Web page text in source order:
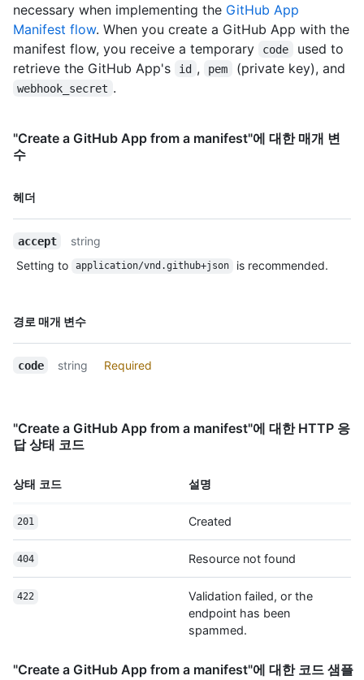
    "gists_url":
"https://HOSTNAME/users/octocat/gists{/gist_id}",
"https://HOSTNAME/users/octocat/starred{/owner}{/repo}",
    "subscriptions_url":
"https://HOSTNAME/users/octocat/subscriptions",
    "repos_url": "https://HOSTNAME/users/octocat/repos",
    "events_url":
"https://HOSTNAME/users/octocat/received_events",
    "type": "User",
  "name": "Octocat App",
  "html_url": "https://github.com/apps/octoapp",
  "permissions": {
    "single_file": "write"
  },
    "push",
}
necessary when implementing the GitHub App
Manifest flow. When you create a GitHub App with the
manifest flow, you receive a temporary
code
used to
retrieve the GitHub App's
id , pem (private key), and
webhook_secret .
"Create a GitHub App from a manifest"에 대한 매개 변
수
헤더
이름,
accept
string
Setting to
application/vnd.github+json is recommended.
경로 매개 변수
이름,
code string Required
"Create a GitHub App from a manifest"에 대한 HTTP 응
답 상태 코드
상태 코드 설명
201 Created
404 Resource not found
422
Validation failed, or the
endpoint has been
spammed.
"Create a GitHub App from a manifest"에 대한 코드 샘플